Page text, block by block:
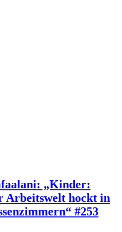
„Kinder:
Arbeitswelt hockt in
#253